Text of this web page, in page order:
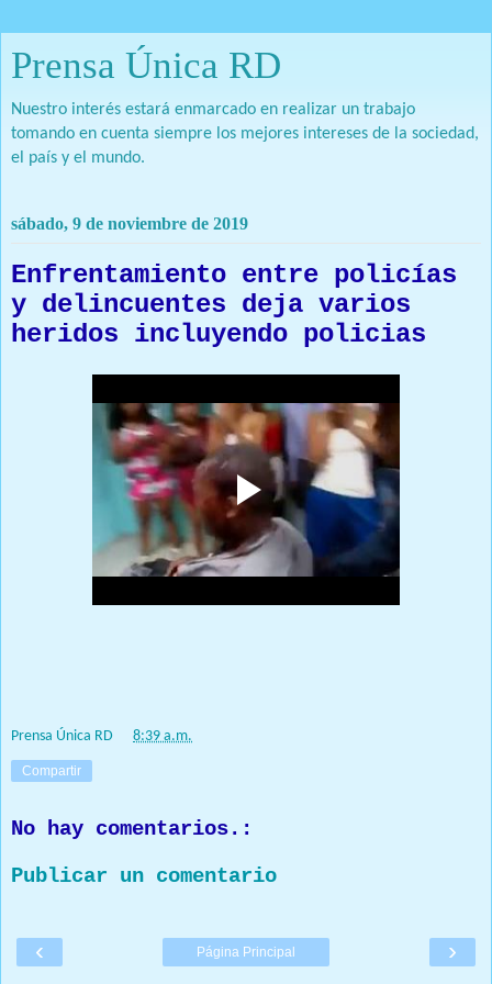
Prensa Única RD
Nuestro interés estará enmarcado en realizar un trabajo
tomando en cuenta siempre los mejores intereses de la sociedad,
el país y el mundo.
sábado, 9 de noviembre de 2019
Enfrentamiento entre policías
y delincuentes deja varios
heridos incluyendo policias
Prensa Única RD 8:39 a.m.
Compartir
No hay comentarios.:
Publicar un comentario
‹ ›
Página Principal